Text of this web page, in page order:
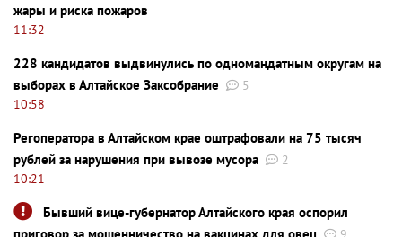
жары и риска пожаров
11:32
228 кандидатов выдвинулись по одномандатным округам на
выборах в Алтайское Заксобрание
5
10:58
Регоператора в Алтайском крае оштрафовали на 75 тысяч
рублей за нарушения при вывозе мусора
2
10:21
Бывший вице-губернатор Алтайского края оспорил
приговор за мошенничество на вакцинах для овец